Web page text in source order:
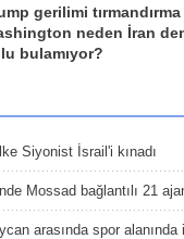
gerilimi
neden İran
bulamıyor?
Siyonist İsrail'i kınadı
Mossad bağlantılı 21
arasında spor